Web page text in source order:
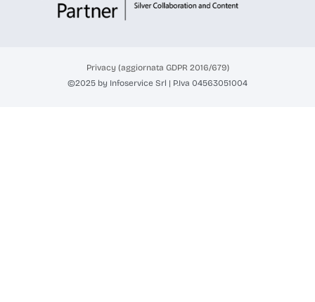
Privacy (aggiornata GDPR 2016/679)
©2025 by Infoservice Srl | P.Iva 04563051004